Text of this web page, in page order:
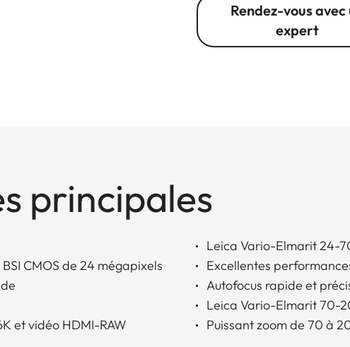
Rendez-vous avec
expert
principales
CMOS de 24 mégapixels
et vidéo HDMI-RAW
Leica Vario-Elmarit 24-
Excellentes
Autofocus rapide et
Leica Vario-Elmarit 70-
Puissant zoom de 70 à